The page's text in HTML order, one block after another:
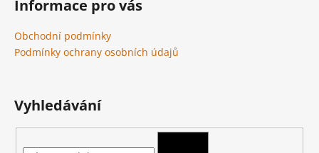
Informace pro vás
Obchodní podmínky
Podmínky ochrany osobních údajů
Vyhledávání